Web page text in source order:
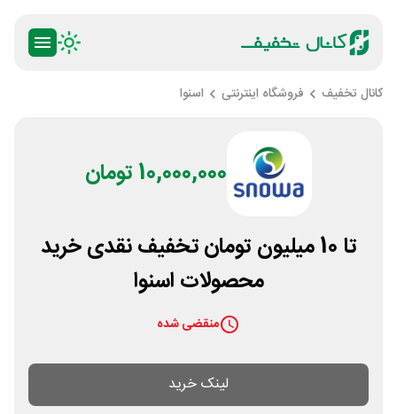
کانال تخفیف فروشگاه اینترنتی اسنوا
10,000,000 تومان
تا 10 میلیون تومان تخفیف نقدی خرید
محصولات اسنوا
منقضی شده
لینک خرید